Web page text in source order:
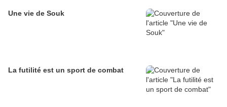
Une vie de Souk
La futilité est un sport de combat